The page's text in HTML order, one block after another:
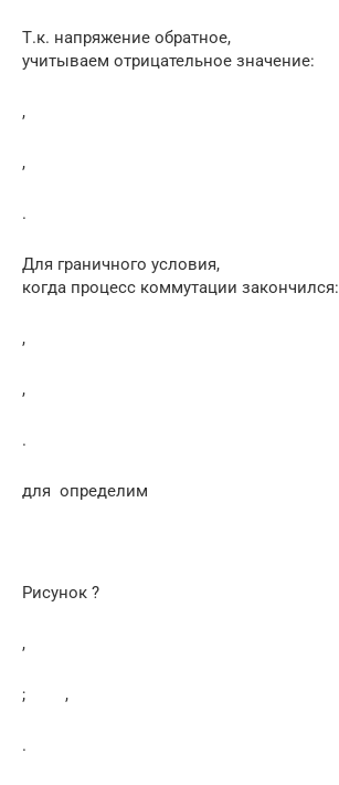
Т.к. напряжение обратное,
учитываем отрицательное значение:
,
,
.
Для граничного условия,
когда процесс коммутации закончился:
,
,
.
для определим
Рисунок ?
,
; ,
.